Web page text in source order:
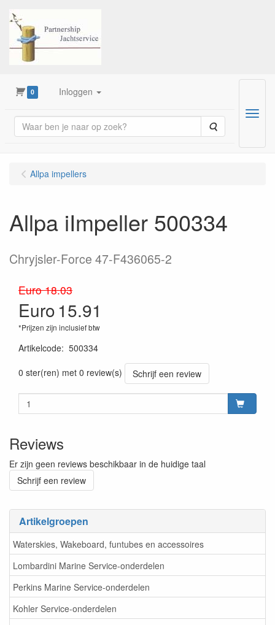
0 Inloggen
Zoeken
Menu
Artikelgroepen
Waterskies, Wakeboard, funtubes en accessoires
Lombardini Marine Service-onderdelen
Perkins Marine Service-onderdelen
Kohler Service-onderdelen
Allpa impellers
Allpa iImpeller 500334
Chryjsler-Force 47-F436065-2
Euro 18.03
Euro15.91
*Prijzen zijn inclusief btw
Artikelcode: 500334
0 ster(ren) met 0 review(s)
Schrijf een review
Reviews
Er zijn geen reviews beschikbaar in de huidige taal
Schrijf een review